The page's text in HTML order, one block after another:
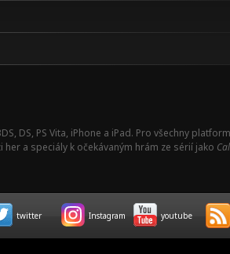
DS, PS Vita, iPhone a iPad. Pro všechny
a speciály k očekávaným hrám ze sérií jako
twitter Instagram youtube